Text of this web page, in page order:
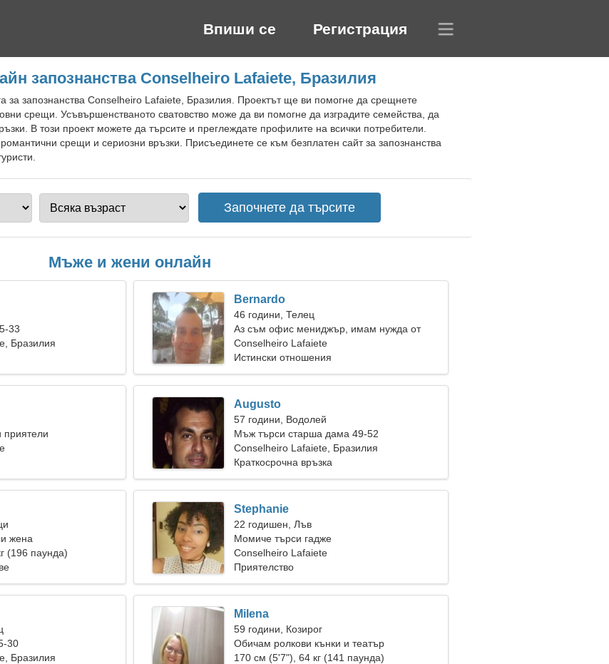
Впиши се Регистрация
запознанства Conselheiro Lafaiete, Бразилия
за запознанства Conselheiro Lafaiete, Бразилия. Проектът ще ви помогне да срещнете
срещи. Усъвършенстваното сватовство може да ви помогне да изградите семейства, да
В този проект можете да търсите и преглеждате профилите на всички потребители.
срещи и сериозни връзки. Присъединете се към безплатен сайт за запознанства
Мъже и жени онлайн
33
Бразилия
Bernardo
46 години, Телец
Аз съм офис мениджър, имам нужда от
готина жена
Conselheiro Lafaiete
Истински отношения
приятели
Augusto
57 години, Водолей
Мъж търси старша дама 49-52
Conselheiro Lafaiete, Бразилия
Краткосрочна връзка
жена
(196 паунда)
Stephanie
22 годишен, Лъв
Момиче търси гадже
Conselheiro Lafaiete
Приятелство
30
Бразилия
Milena
59 години, Козирог
Обичам ролкови кънки и театър
170 см (5'7"), 64 кг (141 паунда)